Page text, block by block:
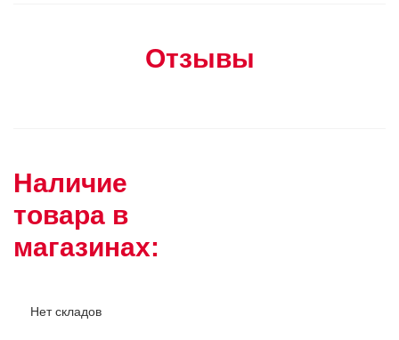
Отзывы
Наличие
товара в
магазинах:
Нет складов